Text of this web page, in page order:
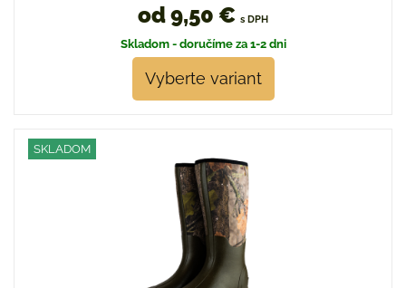
od 9,50 € s DPH
Skladom - doručíme za 1-2 dni
Vyberte variant
SKLADOM